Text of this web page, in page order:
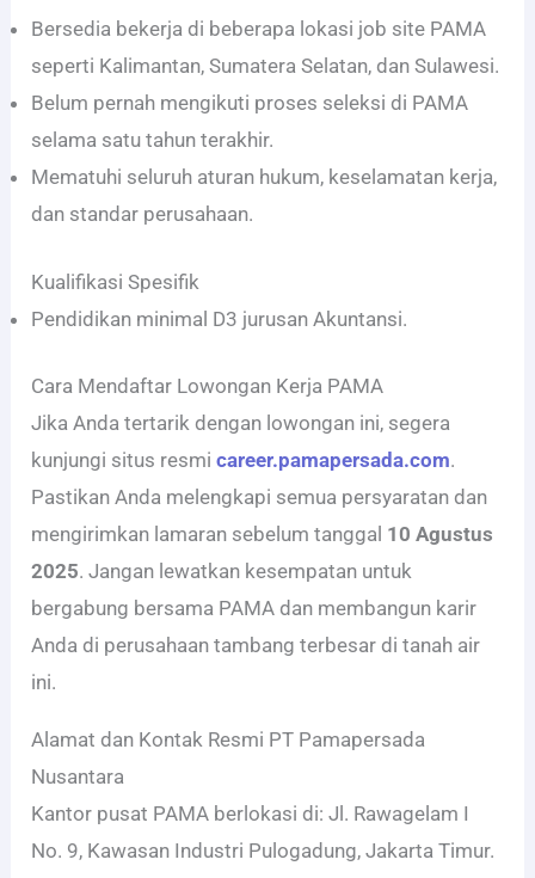
Bersedia bekerja di beberapa lokasi job site PAMA
seperti Kalimantan, Sumatera Selatan, dan Sulawesi.
Belum pernah mengikuti proses seleksi di PAMA
selama satu tahun terakhir.
Mematuhi seluruh aturan hukum, keselamatan kerja,
dan standar perusahaan.
Kualifikasi Spesifik
Pendidikan minimal D3 jurusan Akuntansi.
Cara Mendaftar Lowongan Kerja PAMA
Jika Anda tertarik dengan lowongan ini, segera
kunjungi situs resmicareer.pamapersada.com.
Pastikan Anda melengkapi semua persyaratan dan
mengirimkan lamaran sebelum tanggal 10 Agustus
2025. Jangan lewatkan kesempatan untuk
bergabung bersama PAMA dan membangun karir
Anda di perusahaan tambang terbesar di tanah air
ini.
Alamat dan Kontak Resmi PT Pamapersada
Nusantara
Kantor pusat PAMA berlokasi di: Jl. Rawagelam I
No. 9, Kawasan Industri Pulogadung, Jakarta Timur.